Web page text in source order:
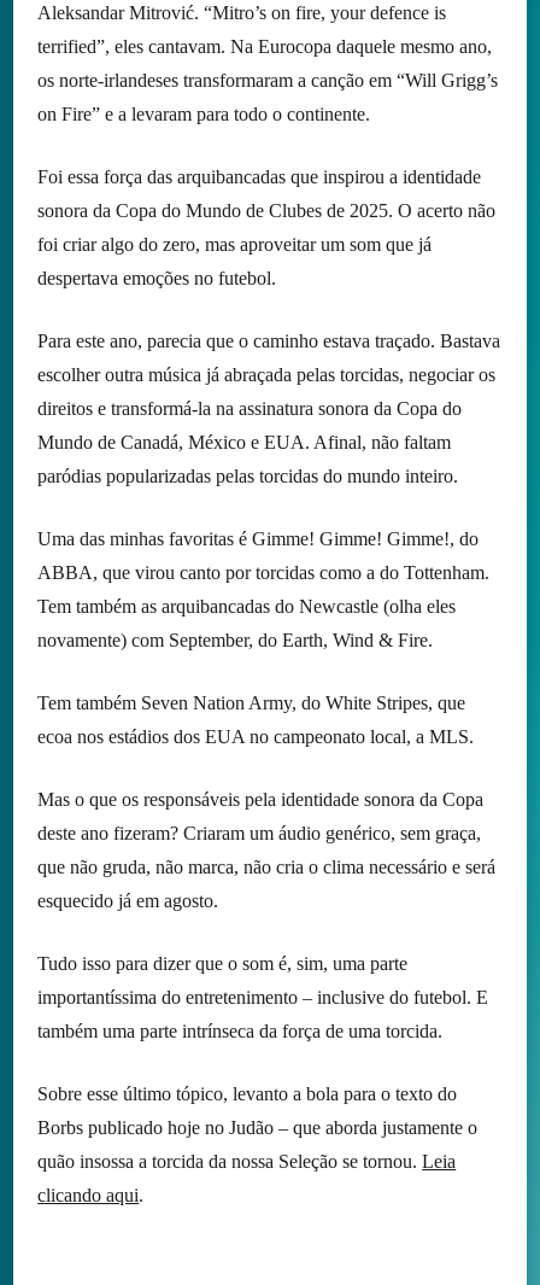
Aleksandar Mitrović. “Mitro’s on fire, your defence is
terrified”, eles cantavam. Na Eurocopa daquele mesmo ano,
os norte-irlandeses transformaram a canção em “Will Grigg’s
on Fire” e a levaram para todo o continente.
Foi essa força das arquibancadas que inspirou a identidade
sonora da Copa do Mundo de Clubes de 2025. O acerto não
foi criar algo do zero, mas aproveitar um som que já
despertava emoções no futebol.
Para este ano, parecia que o caminho estava traçado. Bastava
escolher outra música já abraçada pelas torcidas, negociar os
direitos e transformá-la na assinatura sonora da Copa do
Mundo de Canadá, México e EUA. Afinal, não faltam
paródias popularizadas pelas torcidas do mundo inteiro.
Uma das minhas favoritas é Gimme! Gimme! Gimme!, do
ABBA, que virou canto por torcidas como a do Tottenham.
Tem também as arquibancadas do Newcastle (olha eles
novamente) com September, do Earth, Wind & Fire.
Tem também Seven Nation Army, do White Stripes, que
ecoa nos estádios dos EUA no campeonato local, a MLS.
Mas o que os responsáveis pela identidade sonora da Copa
deste ano fizeram? Criaram um áudio genérico, sem graça,
que não gruda, não marca, não cria o clima necessário e será
esquecido já em agosto.
Tudo isso para dizer que o som é, sim, uma parte
importantíssima do entretenimento – inclusive do futebol. E
também uma parte intrínseca da força de uma torcida.
Sobre esse último tópico, levanto a bola para o texto do
Borbs publicado hoje no Judão – que aborda justamente o
quão insossa a torcida da nossa Seleção se tornou.Leia
clicando aqui.